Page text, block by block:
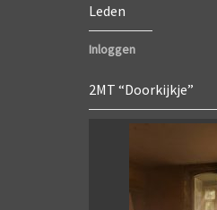
Leden
Inloggen
2MT “Doorkijkje”